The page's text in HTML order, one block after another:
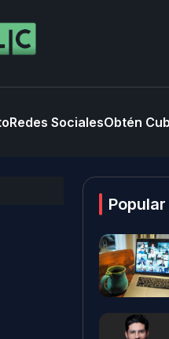
Redes SocialesObtén
Popular